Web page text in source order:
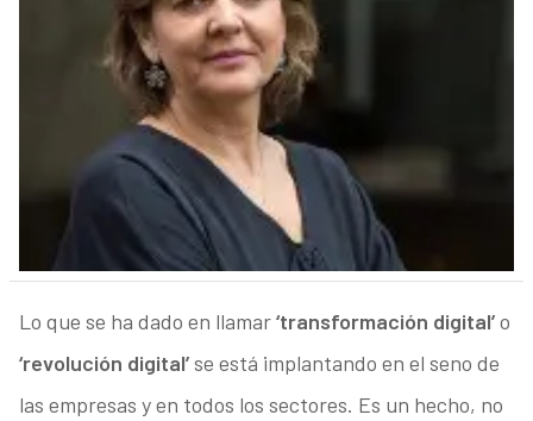
Lo que se ha dado en llamar‘transformación digital’o
‘revolución digital’se está implantando en el seno de
las empresas y en todos los sectores. Es un hecho, no